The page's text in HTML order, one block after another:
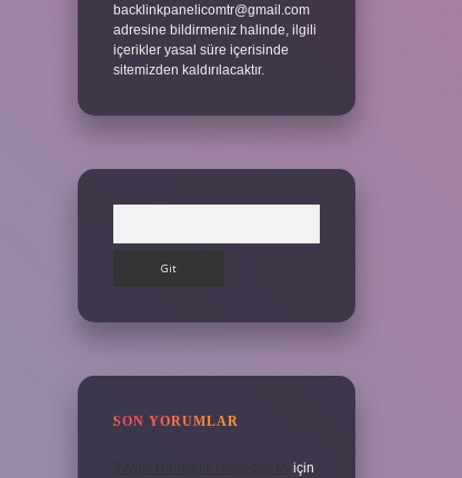
backlinkpanelicomtr@gmail.com
adresine bildirmeniz halinde, ilgili
içerikler yasal süre içerisinde
sitemizden kaldırılacaktır.
SON YORUMLAR
3 Aylık Hamilelik Hissedilir Mi
için